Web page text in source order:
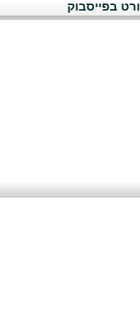
בפייסבוק